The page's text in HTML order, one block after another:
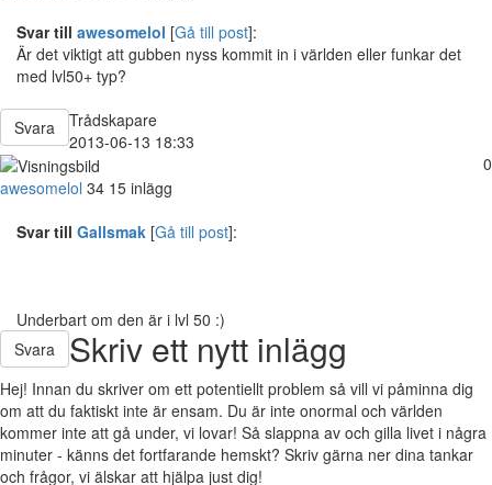
Svar till awesomelol [Gå till post]:
Är det viktigt att gubben nyss kommit in i världen eller funkar det
med lvl50+ typ?
Svara
Trådskapare
2013-06-13 18:33
0
awesomelol 34 15 inlägg
Svar till Gallsmak [Gå till post]:
Underbart om den är i lvl 50 :)
Svara
Skriv ett nytt inlägg
Hej! Innan du skriver om ett potentiellt problem så vill vi påminna dig
om att du faktiskt inte är ensam. Du är inte onormal och världen
kommer inte att gå under, vi lovar! Så slappna av och gilla livet i några
minuter - känns det fortfarande hemskt? Skriv gärna ner dina tankar
och frågor, vi älskar att hjälpa just dig!